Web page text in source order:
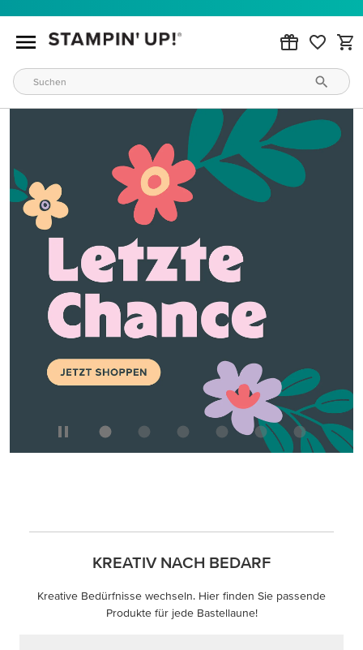
KREATIV NACH BEDARF
Kreative Bedürfnisse wechseln. Hier finden Sie passende
Produkte für jede Bastellaune!